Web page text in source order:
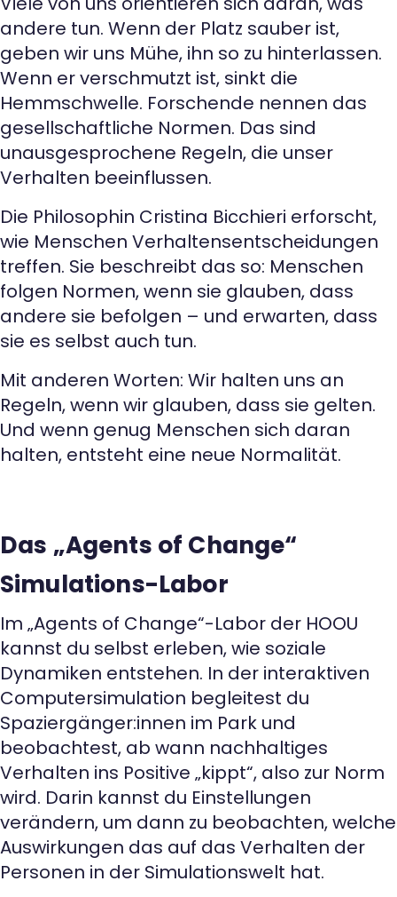
andere tun. Wenn der Platz sauber ist,
geben wir uns Mühe, ihn so zu hinterlassen.
Wenn er verschmutzt ist, sinkt die
Hemmschwelle. Forschende nennen das
gesellschaftliche Normen. Das sind
unausgesprochene Regeln, die unser
Verhalten beeinflussen.
Die Philosophin Cristina Bicchieri erforscht,
wie Menschen Verhaltensentscheidungen
treffen. Sie beschreibt das so: Menschen
folgen Normen, wenn sie glauben, dass
andere sie befolgen – und erwarten, dass
sie es selbst auch tun.
Mit anderen Worten: Wir halten uns an
Regeln, wenn wir glauben, dass sie gelten.
Und wenn genug Menschen sich daran
halten, entsteht eine neue Normalität.
Das „Agents of Change“
Simulations-Labor
Im „Agents of Change“-Labor der HOOU
kannst du selbst erleben, wie soziale
Dynamiken entstehen. In der interaktiven
Computersimulation begleitest du
Spaziergänger:innen im Park und
beobachtest, ab wann nachhaltiges
Verhalten ins Positive „kippt“, also zur Norm
wird. Darin kannst du Einstellungen
verändern, um dann zu beobachten, welche
Auswirkungen das auf das Verhalten der
Personen in der Simulationswelt hat.